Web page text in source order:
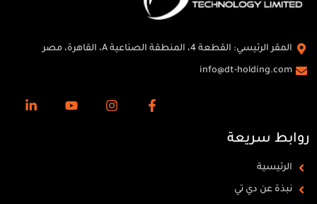
المقر الرئيسي: القطعة 4، المنطقة الصناعية A، القاهرة، مصر
info@dt-holding.com
روابط سريعة
الرئيسية
نبذة عن دي تي